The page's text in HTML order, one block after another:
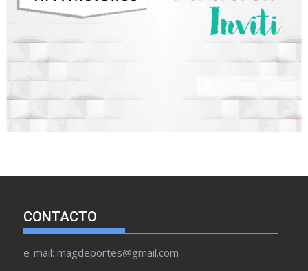
CONTACTO
e-mail: magdeportes@gmail.com